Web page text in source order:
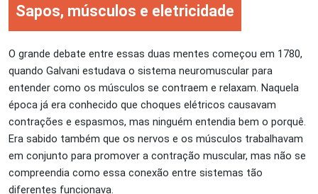
Sapos, músculos e eletricidade
O grande debate entre essas duas mentes começou em 1780,
quando Galvani estudava o sistema neuromuscular para
entender como os músculos se contraem e relaxam. Naquela
época já era conhecido que choques elétricos causavam
contrações e espasmos, mas ninguém entendia bem o porquê.
Era sabido também que os nervos e os músculos trabalhavam
em conjunto para promover a contração muscular, mas não se
compreendia como essa conexão entre sistemas tão
diferentes funcionava.